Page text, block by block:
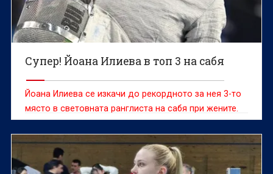
Супер! Йоана Илиева в топ 3 на сабя
Йоана Илиева се изкачи до рекордното за нея 3-то
място в световната ранглиста на сабя при жените.